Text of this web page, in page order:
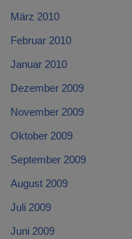
März 2010
Februar 2010
Januar 2010
Dezember 2009
November 2009
Oktober 2009
September 2009
August 2009
Juli 2009
Juni 2009